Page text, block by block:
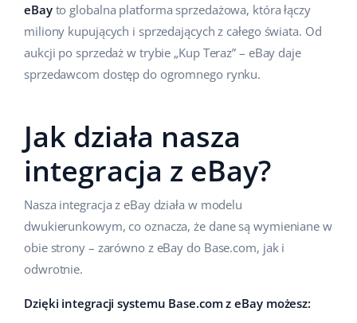
Super Merchant
Responso
Base Connect
Base Store
Base Courier
Inne
Kalkulator korzyści
Kontakt
Odwiedź nas na:
Français
Italiano
português (BR)
română
中文
eBayto globalna platforma sprzedażowa, która łączy
miliony kupujących i sprzedających z całego świata. Od
aukcji po sprzedaż w trybie „Kup Teraz” – eBay daje
sprzedawcom dostęp do ogromnego rynku.
Jak działa nasza
integracja z eBay?
Nasza integracja z eBay działa w modelu
dwukierunkowym, co oznacza, że dane są wymieniane w
obie strony – zarówno z eBay do Base.com, jak i
odwrotnie.
Dzięki integracji systemu Base.com z eBay możesz: